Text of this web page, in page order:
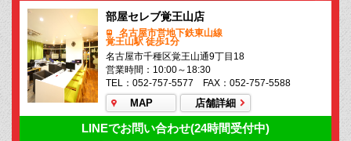
部屋セレブ覚王山店
名古屋市営地下鉄東山線
覚王山駅 徒歩1分
名古屋市千種区覚王山通9丁目18
営業時間：10:00～18:30
TEL：052-757-5577 FAX：052-757-5588
MAP 店舗詳細
LINEでお問い合わせ(24時間受付中)